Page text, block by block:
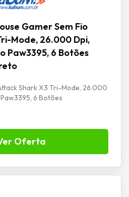
Gamer Sem Fio
Mode, 26.000 Dpi,
Paw3395, 6 Botões
Shark X3 Tri-Mode, 26.000
6 Botões
Oferta